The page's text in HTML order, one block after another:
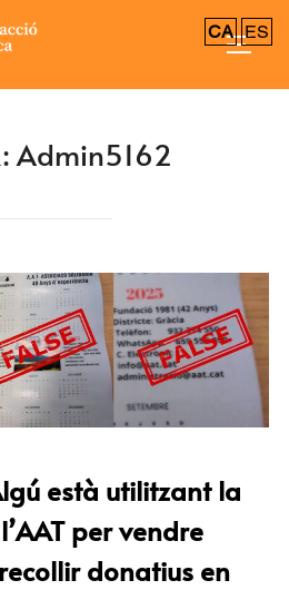
Admin5162
està utilitzant la
per vendre
donatius en
CA ES